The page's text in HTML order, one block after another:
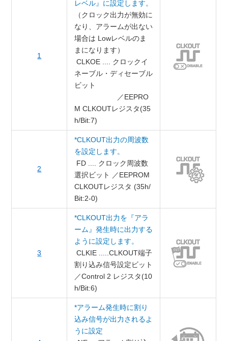
1
レベル』に設定します。
（クロック出力が無効に
なり、アラームが出ない
場合は Lowレベルのま
まになります）
CLKOE .... クロックイ
ネーブル・ディセーブル
ビット
／EEPRO
M CLKOUTレジスタ(35
h/Bit:7)
2
*CLKOUT出力の周波数
を設定します。
FD .... クロック周波数
選択ビット ／EEPROM
CLKOUTレジスタ (35h/
Bit:2-0)
3
*CLKOUT出力を『アラ
ーム』発生時に出力する
ように設定します。
CLKIE .....CLKOUT端子
割り込み信号設定ビット
／Control 2 レジスタ(10
h/Bit:6)
*アラーム発生時に割り
込み信号が出力されるよ
うに設定